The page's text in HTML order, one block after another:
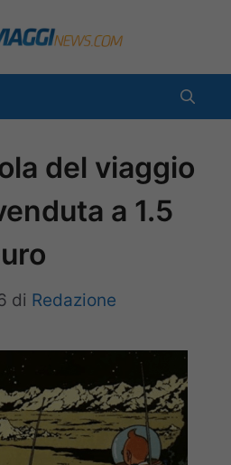
del viaggio
a 1.5
di Redazione